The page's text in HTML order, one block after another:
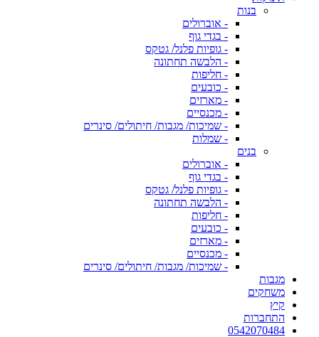
בנות
- אוברולים
- בגדי גוף
- גופיות פלנל/ גטקס
- הלבשה תחתונה
- חליפות
- כובעים
- מארזים
- מכנסיים
- שמיכות/ מגבות/ חיתולים/ סינרים
- שמלות
בנים
- אוברולים
- בגדי גוף
- גופיות פלנל/ גטקס
- הלבשה תחתונה
- חליפות
- כובעים
- מארזים
- מכנסיים
- שמיכות/ מגבות/ חיתולים/ סינרים
מגבות
משחקים
קיץ
התחברות
0542070484